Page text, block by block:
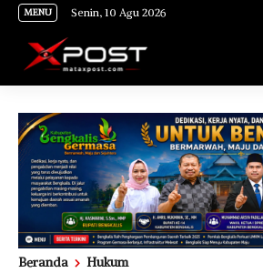
[gnpub_google_news_follow]
MENU Senin, 10 Agu 2026
Beranda Hukum